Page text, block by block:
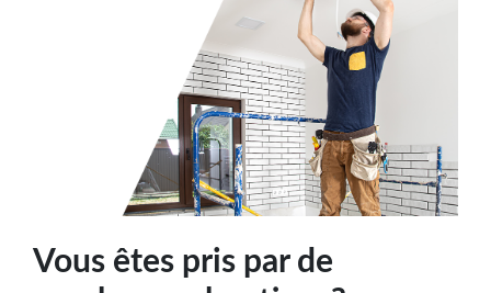
Vous êtes pris par de